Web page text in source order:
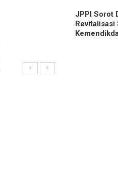
JPPI Sorot
Revitalisasi